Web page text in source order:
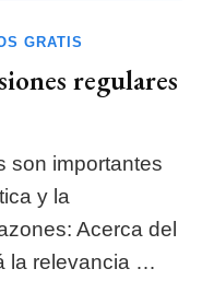
GRATIS
regulares
son importantes
y la
Acerca del
la relevancia …